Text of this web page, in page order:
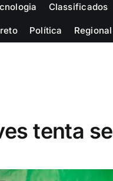
Classificados
Política Regional
tenta se